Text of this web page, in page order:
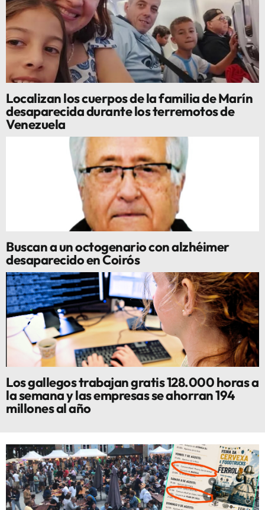
Localizan los cuerpos de la familia de Marín
desaparecida durante los terremotos de
Venezuela
Buscan a un octogenario con alzhéimer
desaparecido en Coirós
Los gallegos trabajan gratis 128.000 horas a
la semana y las empresas se ahorran 194
millones al año